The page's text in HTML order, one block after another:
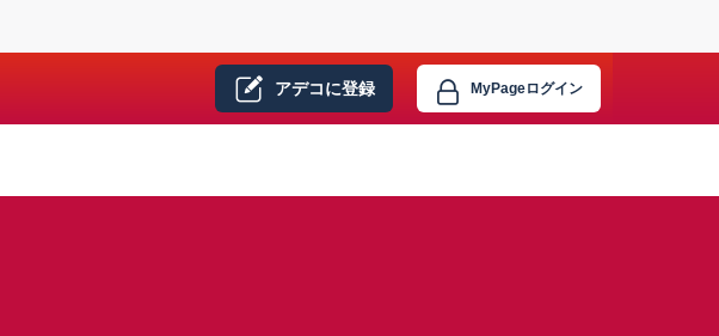
アデコに登録 MyPageログイン